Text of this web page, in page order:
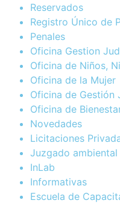
Reservados
Registro Único de
Penales
Oficina Gestion
Oficina de Niños,
Oficina de la Mujer
Oficina de Gestión
Oficina de
Novedades
Licitaciones
Juzgado ambiental
InLab
Informativas
Escuela de